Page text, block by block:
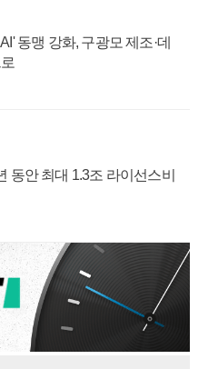
동맹 강화, 구광모 제조·데
동안 최대 1.3조 라이선스비